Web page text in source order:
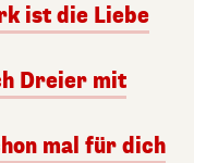
ist die Liebe
Dreier mit
mal für dich